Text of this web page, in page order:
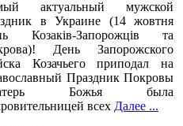
актуальный мужской
в Украине (14 жовтня
Козаків-Запорожців та
День Запорожского
Козачьего приподал на
Праздник Покровы
Божья была
всех Далее ...